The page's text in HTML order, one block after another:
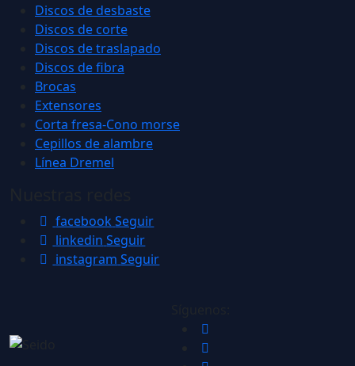
Discos de desbaste
Discos de corte
Discos de traslapado
Discos de fibra
Brocas
Extensores
Corta fresa-Cono morse
Cepillos de alambre
Línea Dremel
facebookSeguir
linkedin Seguir
instagram Seguir